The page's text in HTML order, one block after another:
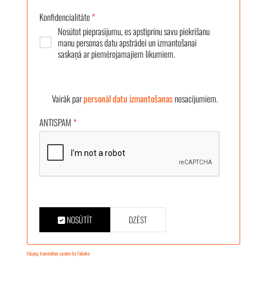
Konfidencialitāte*
Nosūtot pieprasījumu, es apstiprinu savu piekrišanu
manu personas datu apstrādei un izmantošanai
saskaņā ar piemērojamajiem likumiem.
Vairāk parpersonāl datu izmantošanasnosacījumiem.
ANTISPAM*
NOSŪTĪT DZĒST
FaLang translation system by Faboba